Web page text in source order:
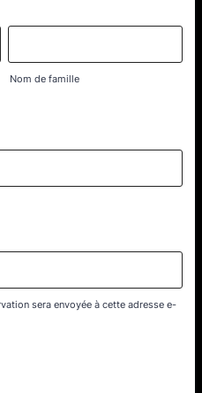
Nom de famille
sera envoyée à cette adresse e-